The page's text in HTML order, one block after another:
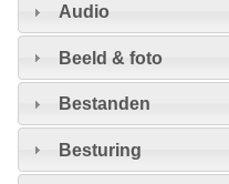
Audio
Beeld & foto
Bestanden
Besturing